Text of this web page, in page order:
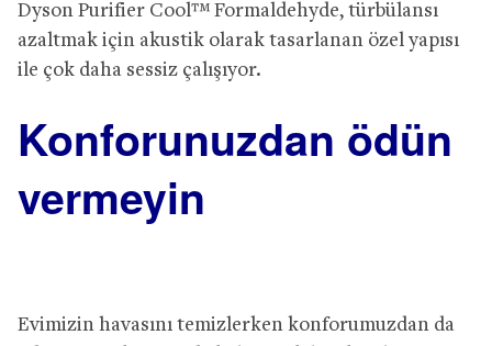
Dyson Purifier Cool™ Formaldehyde, türbülansı
azaltmak için akustik olarak tasarlanan özel yapısı
ile çok daha sessiz çalışıyor.
Konforunuzdan ödün
vermeyin
Evimizin havasını temizlerken konforumuzdan da